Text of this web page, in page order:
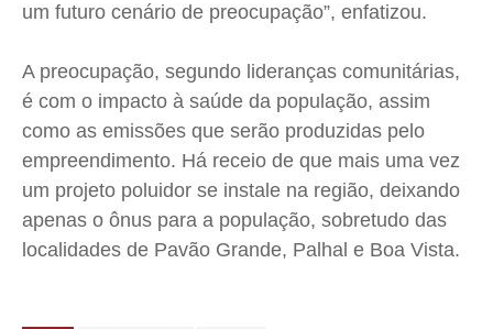
um futuro cenário de preocupação”, enfatizou.
A preocupação, segundo lideranças comunitárias,
é com o impacto à saúde da população, assim
como as emissões que serão produzidas pelo
empreendimento. Há receio de que mais uma vez
um projeto poluidor se instale na região, deixando
apenas o ônus para a população, sobretudo das
localidades de Pavão Grande, Palhal e Boa Vista.